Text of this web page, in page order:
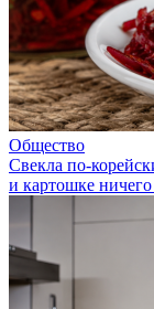
Общество
Свекла по-
и картошке